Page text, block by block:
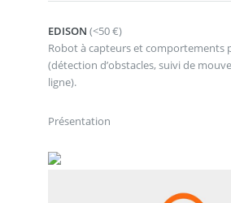
EDISON (<50 €)
Robot à capteurs et comportements
(détection d’obstacles, suivi de
ligne).
Présentation